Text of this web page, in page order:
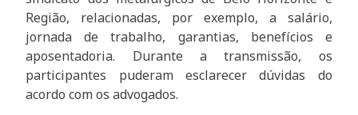
Região, relacionadas, por exemplo, a salário,
jornada de trabalho, garantias, benefícios e
aposentadoria. Durante a transmissão, os
participantes puderam esclarecer dúvidas do
acordo com os advogados.